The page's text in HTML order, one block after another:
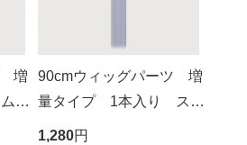
増
ラ
90cmウィッグパーツ 増
量タイプ 1本入り スウ
ィートサフラン NSS-42
1,280円